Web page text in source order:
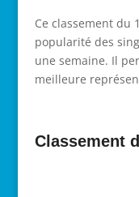
Ce classement du
popularité des
une semaine. Il
meilleure
Classement